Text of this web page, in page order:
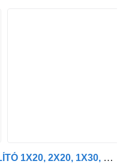
Kögel S24 KONTÉNERSZÁLLÍTÓ 1X20, 2X20, 1X30, 1X40/KIHÚZHATÓ/TÁRCSA/